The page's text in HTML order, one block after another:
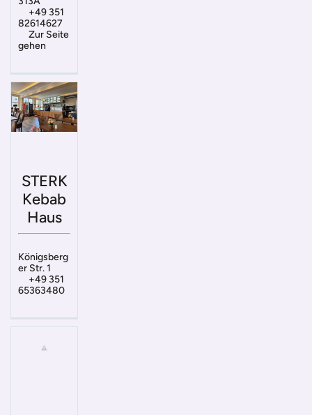
+49 351
82614627
Zur Seite
gehen
STERK
Kebab
Haus
Königsberg
er Str. 1
+49 351
65363480